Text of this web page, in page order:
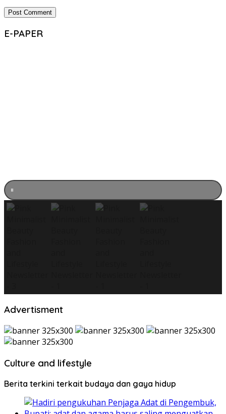
E-PAPER
Advertisment
Culture and lifestyle
Berita terkini terkait budaya dan gaya hidup